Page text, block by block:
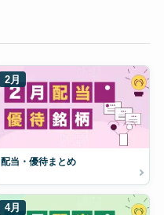
2月
配当・優待まとめ
4月